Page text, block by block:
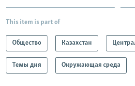
This item is part of
Общество Казахстан
Темы дня Окружающая среда